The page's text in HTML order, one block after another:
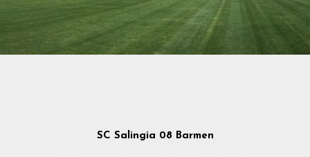
SC Salingia 08 Barmen